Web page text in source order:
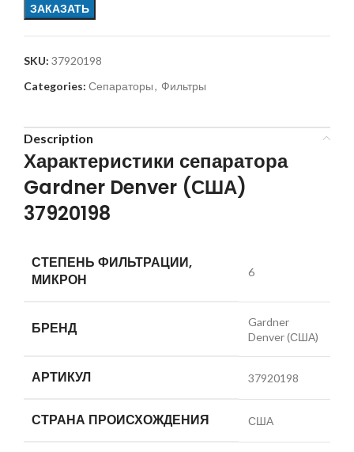
ЗАКАЗАТЬ
SKU: 37920198
Categories: Сепараторы, Фильтры
Description
Характеристики сепаратора
Gardner Denver (США)
37920198
СТЕПЕНЬ ФИЛЬТРАЦИИ,
МИКРОН
6
БРЕНД
Gardner
Denver (США)
АРТИКУЛ 37920198
СТРАНА ПРОИСХОЖДЕНИЯ США